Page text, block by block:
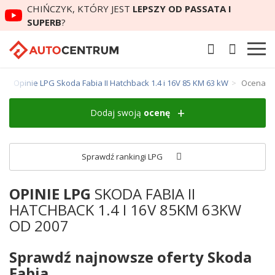
CHIŃCZYK, KTÓRY JEST LEPSZY OD PASSATA I
SUPERB?
Opinie LPG Skoda Fabia II Hatchback 1.4 i 16V 85 KM 63 kW Ocena
Dodaj swoją ocenę
Sprawdź rankingi LPG
OPINIE LPG SKODA FABIA II
HATCHBACK 1.4 I 16V 85KM 63KW
OD 2007
Sprawdź najnowsze oferty Skoda